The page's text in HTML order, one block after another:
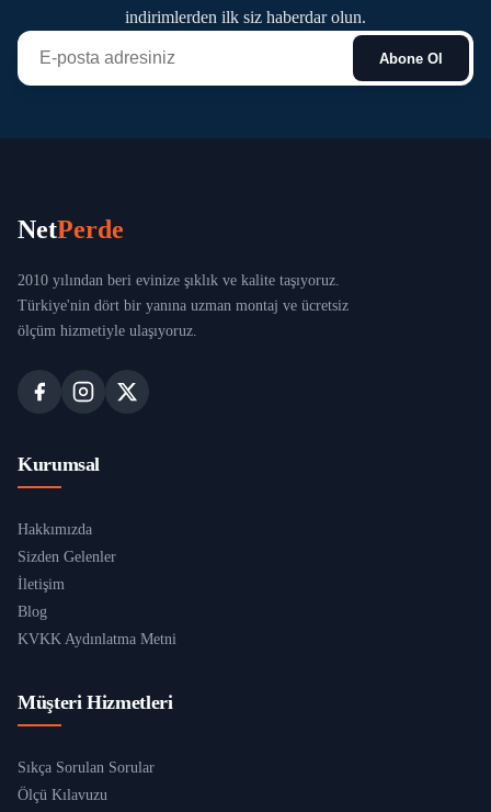
Sultangazi
Şile
Ümraniye
Üsküdar
Zeytinburnu
indirimlerden ilk siz haberdar olun.
Abone Ol
NetPerde
2010 yılından beri evinize şıklık ve kalite taşıyoruz.
Türkiye'nin dört bir yanına uzman montaj ve ücretsiz
ölçüm hizmetiyle ulaşıyoruz.
Kurumsal
Hakkımızda
Sizden Gelenler
İletişim
Blog
KVKK Aydınlatma Metni
Müşteri Hizmetleri
Sıkça Sorulan Sorular
Ölçü Kılavuzu